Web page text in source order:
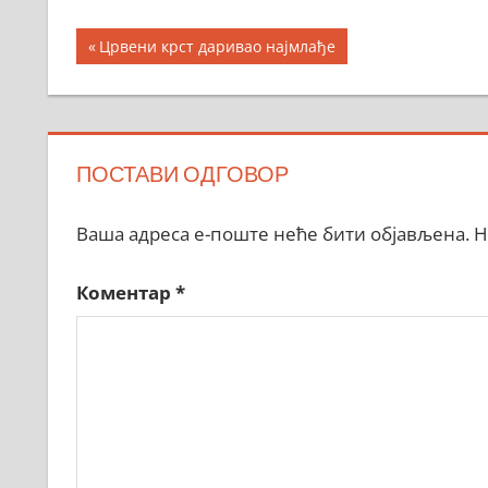
Кретање
чланка
Previous
Post:
Црвени крст даривао најмлађе
ПОСТАВИ ОДГОВОР
Ваша адреса е-поште неће бити објављена.
Коментар *